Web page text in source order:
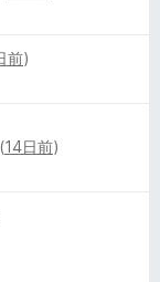
前)
14日前)